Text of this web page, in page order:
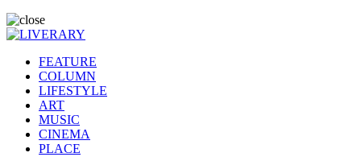
FEATURE
COLUMN
LIFESTYLE
ART
MUSIC
CINEMA
PLACE